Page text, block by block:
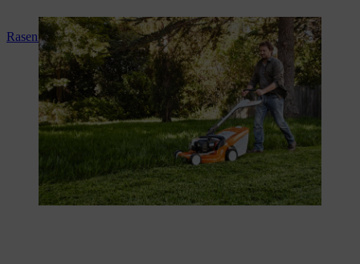
Rasenmäher betanken